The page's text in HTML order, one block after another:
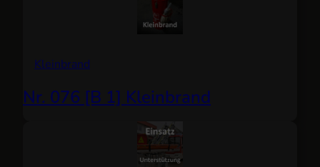
Kleinbrand
Nr. 076 [B 1] Kleinbrand